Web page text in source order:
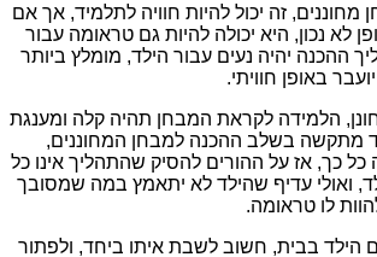
מחוננים, זה יכול להיות חוויה לתלמיד, אך אם
לא נכון, היא יכולה להיות גם טראומה עבור
ההכנה יהיה נעים עבור הילד, מומלץ ביותר
באופן חוויתי.
הלמידה לקראת המבחן תהיה קלה ומענגת
מתקשה בשלב ההכנה למבחן המחוננים,
כל כך, אז על ההורים להסיק שהתהליך אינו כל
ואולי עדיף שהילד לא יתאמץ במה שמסובך
לו טראומה.
הילד בבית, חשוב לשבת איתו ביחד, ולפתור